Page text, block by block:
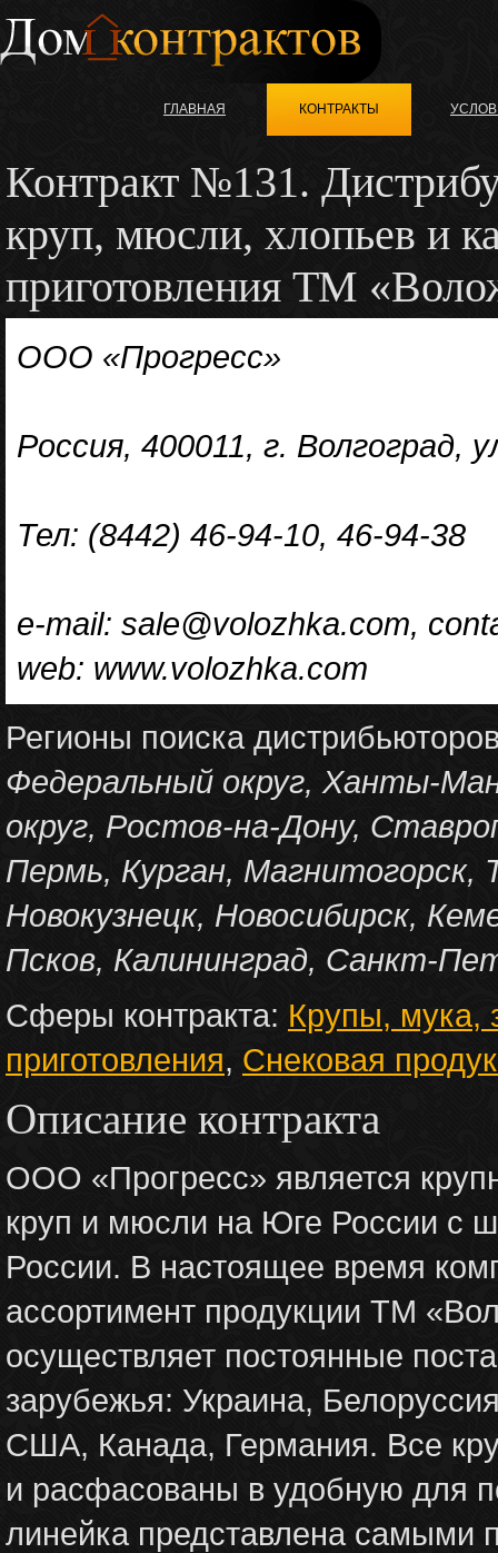
ГЛАВНАЯ КОНТРАКТЫ
Контракт №131.
круп, мюсли, хлопьев и
приготовления ТМ
ООО «Прогресс»
Россия, 400011, г. Волгоград,
Тел: (8442) 46-94-10, 46-94-38
e-mail: sale@volozhka.com,
web: www.volozhka.com
Регионы поиска
Федеральный округ, Ханты-
округ, Ростов-на-Дону,
Пермь, Курган, Магнитогорск,
Новокузнецк, Новосибирск,
Псков, Калининград, Санкт-
Сферы контракта: Крупы, мука,
приготовления, Снековая
Описание контракта
ООО «Прогресс» является
круп и мюсли на Юге России с
России. В настоящее время
ассортимент продукции ТМ
осуществляет постоянные
зарубежья: Украина,
США, Канада, Германия. Все
и расфасованы в удобную для
линейка представлена самыми